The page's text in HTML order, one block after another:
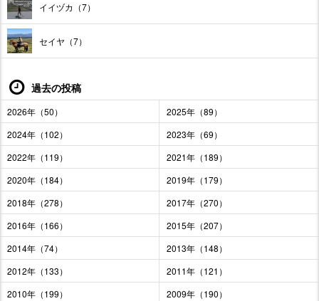
イイヅカ（7）
セイヤ（7）
過去の投稿
2026年（50）
2025年（89）
2024年（102）
2023年（69）
2022年（119）
2021年（189）
2020年（184）
2019年（179）
2018年（278）
2017年（270）
2016年（166）
2015年（207）
2014年（74）
2013年（148）
2012年（133）
2011年（121）
2010年（199）
2009年（190）